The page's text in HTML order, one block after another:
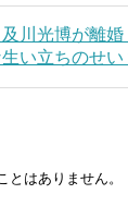
川光博が離
い立ちのせい
とはありません。